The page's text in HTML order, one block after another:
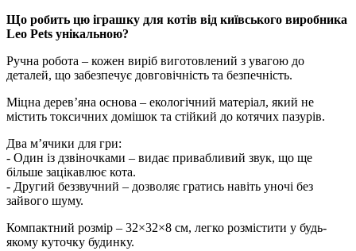
Що робить цю іграшку для котів від київського виробника
Leo Pets унікальною?
Ручна робота – кожен виріб виготовлений з увагою до
деталей, що забезпечує довговічність та безпечність.
Міцна дерев’яна основа – екологічний матеріал, який не
містить токсичних домішок та стійкий до котячих пазурів.
Два м’ячики для гри:
- Один із дзвіночками – видає привабливий звук, що ще
більше зацікавлює кота.
- Другий беззвучний – дозволяє гратись навіть уночі без
зайвого шуму.
Компактний розмір – 32×32×8 см, легко розмістити у будь-
якому куточку будинку.